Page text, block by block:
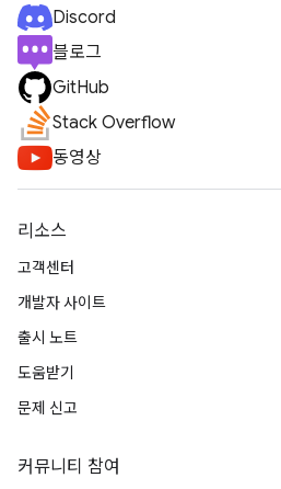
Discord
블로그
GitHub
Stack Overflow
동영상
리소스
고객센터
개발자 사이트
출시 노트
도움받기
문제 신고
커뮤니티 참여